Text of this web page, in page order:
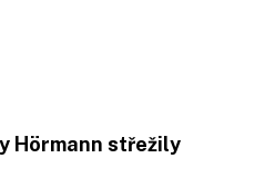
Hörmann střežily